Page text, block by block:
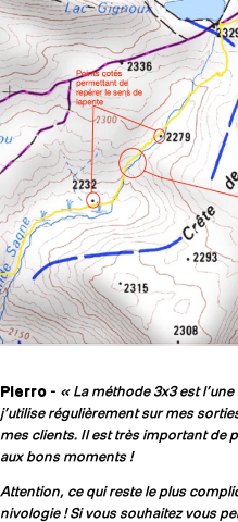
Pierro - « La méthode 3x3 est
j’utilise régulièrement sur mes
mes clients. Il est très important de
aux bons moments !
Attention, ce qui reste le plus
nivologie ! Si vous souhaitez vous